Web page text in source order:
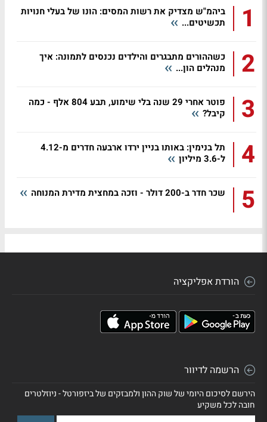
1
ביהמ"ש מצדיק את רשות המסים: הונו של בעלי חנויות
תכשיטים...
2
כשההורים מתבגרים והילדים נכנסים לתמונה: איך
מנהלים הון...
3
פוטר אחרי 29 שנה בלי שימוע, תבע 804 אלף - כמה
קיבל?
4
תל בנימין: באותו בניין ירדו ארבעה חדרים מ-4.12
ל-3.6 מיליון
5 שכר חדר ב-200 דולר - וזכה במחצית מדירת המנוחה
הורדת אפליקציה
הרשמה לדיוור
הירשם לסיכום היומי של שוק ההון ולמבזקים של ביזפורטל - ניוזלטרים
חובה לכל משקיע